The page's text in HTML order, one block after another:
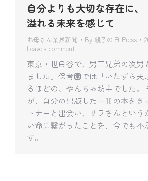
自分よりも大切な存在に、
溢れる未来を感じて
お母さん業界新聞 By 親子の日 Press
Leave a comment
東京・世田谷で、男三兄弟の次男
ました。保育園では「いたずら天
るほどの、やんちゃ坊主でした。
が、自分の出版した一冊の本をき
トナーと出会い、サラさんという
い命に繋がったことを、今でも不
す。